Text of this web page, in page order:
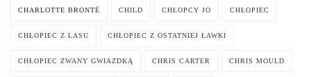
CHARLOTTE BRONTË CHILD CHŁOPCY JO CHŁOPIEC
CHŁOPIEC Z LASU CHŁOPIEC Z OSTATNIEJ ŁAWKI
CHŁOPIEC ZWANY GWIAZDKĄ CHRIS CARTER CHRIS MOULD